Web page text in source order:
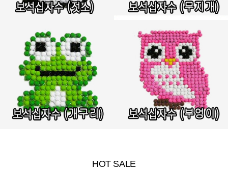
HOT SALE